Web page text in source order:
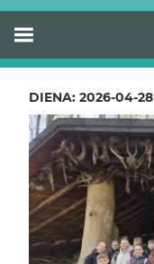
DIENA: 2026-04-28